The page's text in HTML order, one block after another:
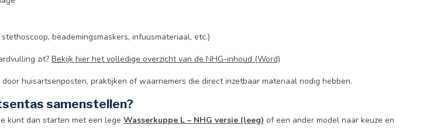
beademingsmaskers, infuusmateriaal, etc.)
zit? Bekijk hier het volledige overzicht van de NHG-inhoud (Word)
huisartsenposten, praktijken of waarnemers die direct inzetbaar materiaal nodig hebben.
samenstellen?
kunt dan starten met een lege Wasserkuppe L – NHG versie (leeg) of een ander model naar keuze en